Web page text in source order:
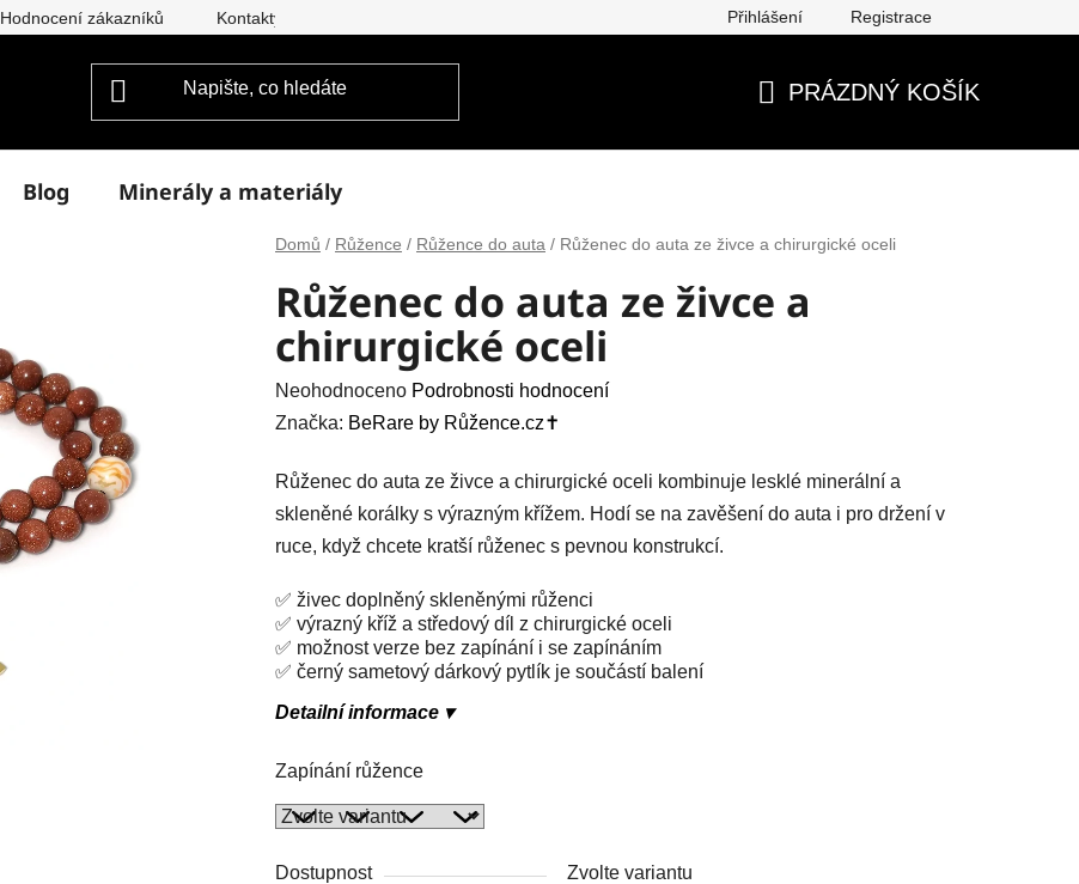
Hodnocení zákazníků Kontakty Výměna, vrácení, reklamace Obchodní podmínky
Přihlášení Registrace
PRÁZDNÝ KOŠÍK
Blog Minerály a materiály
Domů / Růžence / Růžence do auta / Růženec do auta ze živce a chirurgické oceli
Růženec do auta ze živce a
chirurgické oceli
Průměrné
hodnocení
je
0,0
z
hvězdiček.
Neohodnoceno Podrobnosti hodnocení
Značka: BeRare by Růžence.cz✝️
Růženec do auta ze živce a chirurgické oceli kombinuje lesklé minerální a
skleněné korálky s výrazným křížem. Hodí se na zavěšení do auta i pro držení v
ruce, když chcete kratší růženec s pevnou konstrukcí.
✅ živec doplněný skleněnými růženci
✅ výrazný kříž a středový díl z chirurgické oceli
✅ možnost verze bez zapínání i se zapínáním
✅ černý sametový dárkový pytlík je součástí balení
Detailní informace ▾
Zapínání růžence
Dostupnost
Zvolte variantu